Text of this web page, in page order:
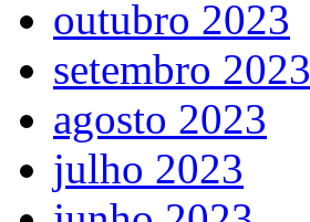
outubro 2023
setembro 2023
agosto 2023
julho 2023